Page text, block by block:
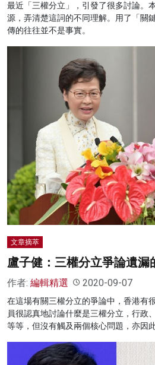
最近「三權分立」，引發了很多討論。
源，弄清楚這詞的不同理解。用了「關
傳的往往並不是事實。
文章摘萃
盧子健：三權分立爭論遺漏
作者: 編輯精選 2020-09-07
在這場有關三權分立的爭論中，香港有
員很認真地討論什麼是三權分立，行政
等等，但沒有觸及兩個核心問題，亦因